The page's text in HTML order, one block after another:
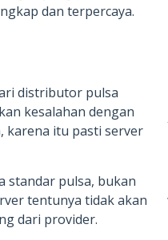
dan terpercaya.
distributor pulsa
kesalahan dengan
karena itu pasti server
standar pulsa, bukan
tentunya tidak akan
dari provider.